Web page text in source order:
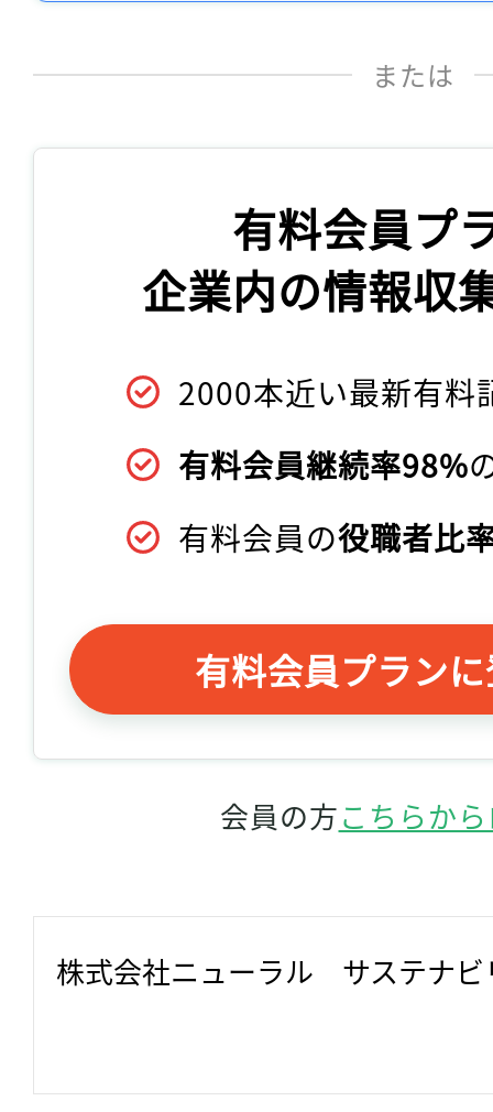
または
有料会員プ
企業内の情報収
2000本近い最新有料
有料会員継続率98%
有料会員の役職者比
有料会員プラン
会員の方こちらか
株式会社ニューラル　サステナ